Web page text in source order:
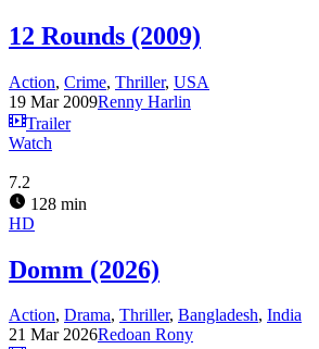
12 Rounds (2009)
Action, Crime, Thriller, USA
19 Mar 2009Renny Harlin
Trailer
Watch
7.2
128 min
HD
Domm (2026)
Action, Drama, Thriller, Bangladesh, India
21 Mar 2026Redoan Rony